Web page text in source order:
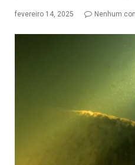
fevereiro 14, 2025 Nenhum